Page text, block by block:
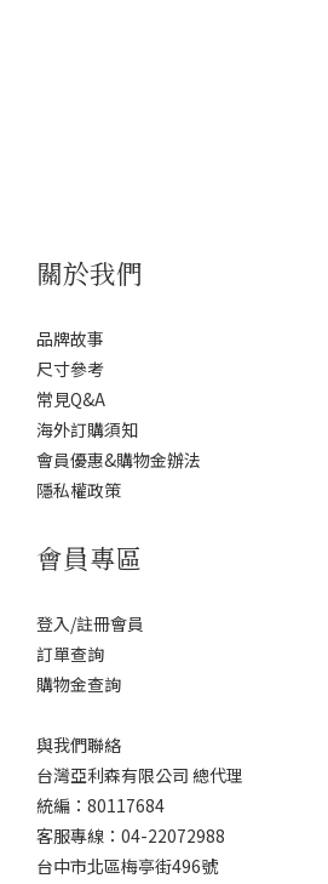
關於我們
品牌故事
尺寸參考
常見Q&A
海外訂購須知
會員優惠&購物金辦法
隱私權政策
會員專區
登入/註冊會員
訂單查詢
購物金查詢
與我們聯絡
台灣亞利森有限公司 總代理
統編：80117684
客服專線：04-22072988
台中市北區梅亭街496號